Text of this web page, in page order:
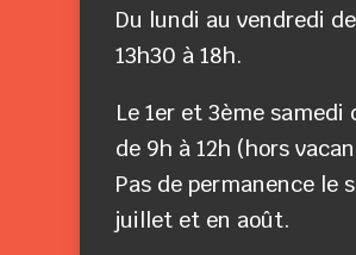
Du lundi au vendredi
13h30 à 18h.
Le 1er et 3ème samedi
de 9h à 12h (hors
Pas de permanence le
juillet et en août.